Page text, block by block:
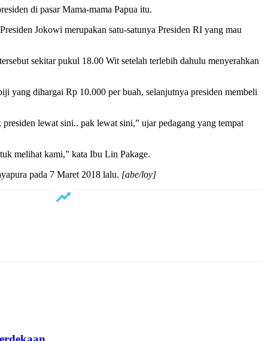
di pasar Mama-mama Papua itu.
Jokowi merupakan satu-satunya Presiden RI yang mau
sekitar pukul 18.00 Wit setelah terlebih dahulu menyerahkan
yang dihargai Rp 10.000 per buah, selanjutnya presiden membeli
lewat sini.. pak lewat sini,” ujar pedagang yang tempat
melihat kami,” kata Ibu Lin Pakage.
pada 7 Maret 2018 lalu. [abe/loy]